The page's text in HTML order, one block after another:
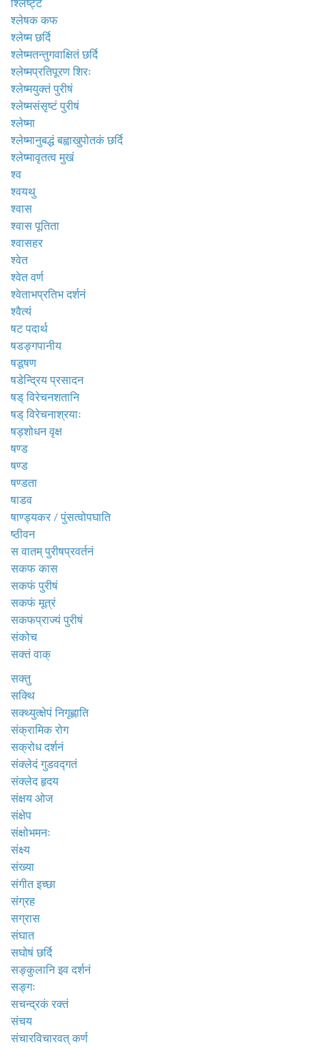
श्लिष्ट्टं
श्लेषक कफ
श्लेष्म छर्दि
श्लेष्मतन्तुगवाक्षितं छर्दि
श्लेष्मप्रतिपूरण शिरः
श्लेष्मयुक्तं पुरीषं
श्लेष्मसंसृष्टं पुरीषं
श्लेष्मा
श्लेष्मानुबद्धं बह्वाखुपोतकं छर्दि
श्लेष्मावृतत्व मुखं
श्व
श्वयथु
श्वास
श्वास पूतिता
श्वासहर
श्वेत
श्वेत वर्ण
श्वेताभप्रतिभ दर्शनं
श्वैत्यं
षट पदार्थ
षडङ्गपानीय
षडूषण
षडेन्द्रिय प्रसादन
षड् विरेचनशतानि
षड् विरेचनाश्रयाः
षड्शोधन वृक्ष
षण्ड
षण्ड
षण्डता
षाडव
षाण्ड्यकर / पुंसत्वोपघाति
ष्ठीवन
स वातम् पुरीषप्रवर्तनं
सकफ कास
सकफं पुरीषं
सकफं मूत्रं
सकफप्राज्यं पुरीषं
संकोच
सक्तं वाक्
सक्तु
सक्थि
सक्थ्युत्क्षेपं निगृह्णाति
संक्रामिक रोग
सक्रोध दर्शनं
संक्लेदं गुडवद्गतं
संक्लेद हृदय
संक्षय ओज
संक्षेप
संक्षोभमनः
संक्ष्य
संख्या
संगीत इच्छा
संग्रह
सग्रास
संघात
सघोषं छर्दि
सङ्कुलानि इव दर्शनं
सङ्गः
सचन्द्रकं रक्तं
संचय
संचारविचारवत् कर्ण